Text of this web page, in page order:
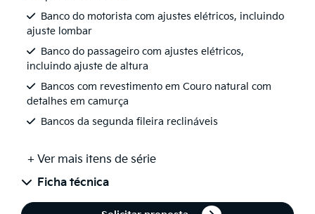
Banco do motorista com ajustes elétricos, incluindo
ajuste lombar
Banco do passageiro com ajustes elétricos,
incluindo ajuste de altura
Bancos com revestimento em Couro natural com
detalhes em camurça
Bancos da segunda fileira reclináveis
+ Ver mais itens de série
Ficha técnica